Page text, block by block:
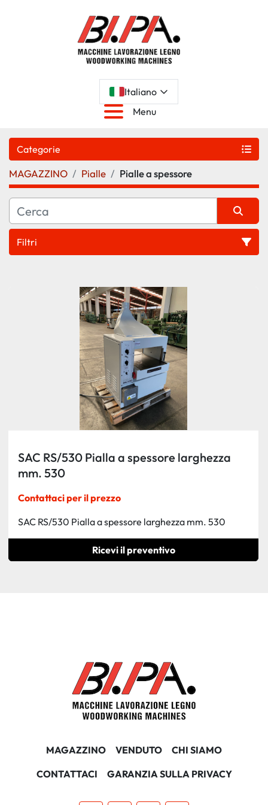
Italiano
Menu
Categorie
MAGAZZINO Pialle Pialle a spessore
Filtri
SAC RS/530 Pialla a spessore larghezza
mm. 530
Contattaci per il prezzo
SAC RS/530 Pialla a spessore larghezza mm. 530
Ricevi il preventivo
MAGAZZINO VENDUTO
CHI SIAMO
CONTATTACI
GARANZIA SULLA PRIVACY